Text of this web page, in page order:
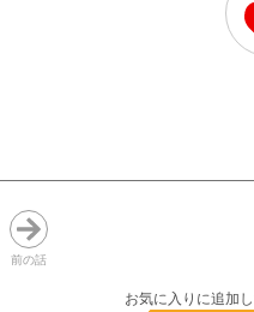
前の話
お気に入りに追加